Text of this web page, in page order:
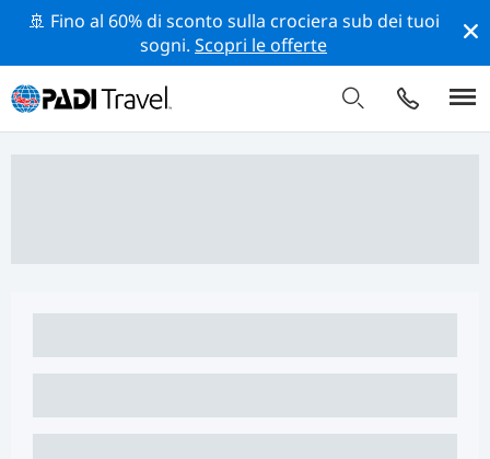
🚢 Fino al 60% di sconto sulla crociera sub dei tuoi
sogni.Scopri le offerte